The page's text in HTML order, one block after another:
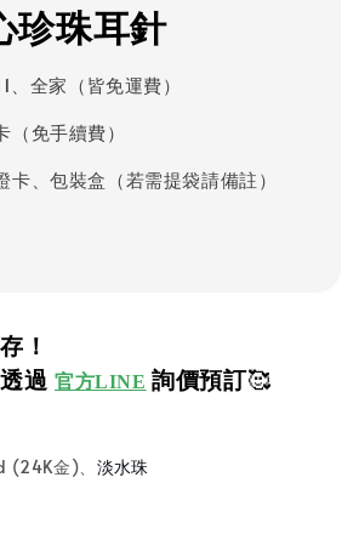
珍珠耳針
、全家（皆免運費）
（免手續費）
卡、包裝盒（若需提袋請備註）
！
過 官方LINE 詢價預訂🥰
(24K金)、 淡水珠